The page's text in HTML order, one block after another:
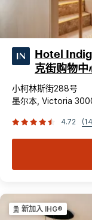
Hotel
克街购物中
小柯林斯街288号
墨尔本, Victoria
4.72
新加入 IHG®